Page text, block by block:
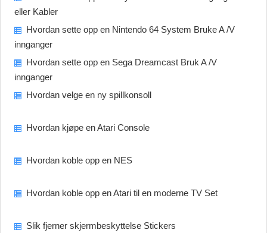
eller Kabler
Hvordan sette opp en Nintendo 64 System Bruke A /V
innganger
Hvordan sette opp en Sega Dreamcast Bruk A /V
innganger
Hvordan velge en ny spillkonsoll
Hvordan kjøpe en Atari Console
Hvordan koble opp en NES
Hvordan koble opp en Atari til en moderne TV Set
Slik fjerner skjermbeskyttelse Stickers